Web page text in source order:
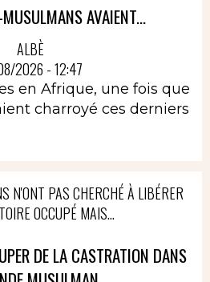
AVAIENT...
ALBÈ
2026 - 12:47
en Afrique, une fois que
charroyé ces derniers
N'ONT PAS CHERCHÉ À LIBÉRER
OCCUPÉ MAIS...
DE LA CASTRATION DANS